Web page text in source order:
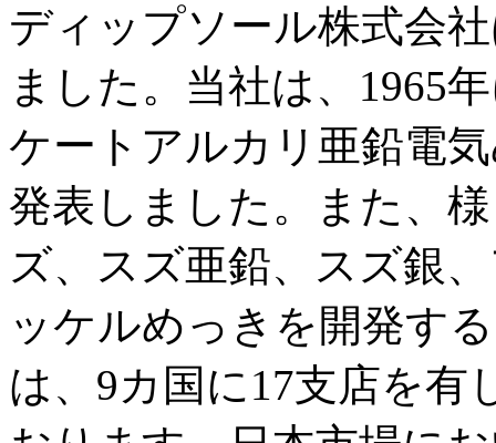
ディップソール株式会
ました。当社は、1965
ケートアルカリ亜鉛電
発表しました。また、
ズ、スズ亜鉛、スズ銀
ッケルめっきを開発す
は、9カ国に17支店を有